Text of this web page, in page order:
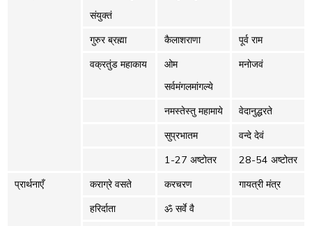
संयुक्तं
गुरुर ब्रह्मा कैलाशराणा
पूर्व राम
वक्रतुंड महाकाय
ओम
सर्वमंगलमांगल्ये
मनोजवं
नमस्तेस्तु महामाये
वेदानुद्धरते
सुप्रभातम
वन्दे देवं
1-27 अष्टोतर
28-54 अष्टोतर
प्रार्थनाएँ
कराग्रे वसते करचरण
गायत्री मंत्र
हरिर्दाता
ॐ सर्वे वै